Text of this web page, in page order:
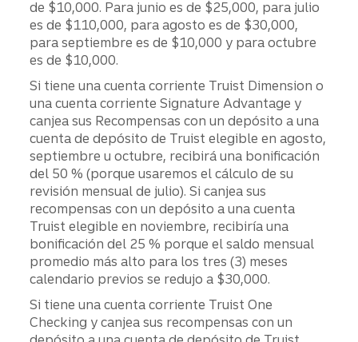
de $10,000. Para junio es de $25,000, para julio
es de $110,000, para agosto es de $30,000,
para septiembre es de $10,000 y para octubre
es de $10,000.
Si tiene una cuenta corriente Truist Dimension o
una cuenta corriente Signature Advantage y
canjea sus Recompensas con un depósito a una
cuenta de depósito de Truist elegible en agosto,
septiembre u octubre, recibirá una bonificación
del 50 % (porque usaremos el cálculo de su
revisión mensual de julio). Si canjea sus
recompensas con un depósito a una cuenta
Truist elegible en noviembre, recibiría una
bonificación del 25 % porque el saldo mensual
promedio más alto para los tres (3) meses
calendario previos se redujo a $30,000.
Si tiene una cuenta corriente Truist One
Checking y canjea sus recompensas con un